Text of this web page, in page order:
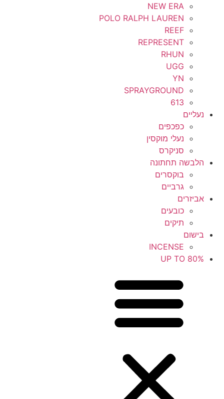
NEW ERA
POLO RALPH LAUREN
REEF
REPRESENT
RHUN
UGG
YN
SPRAYGROUND
613
נעליים
כפכפים
נעלי מוקסין
סניקרס
הלבשה תחתונה
בוקסרים
גרביים
אביזרים
כובעים
תיקים
בישום
INCENSE
UP TO 80%